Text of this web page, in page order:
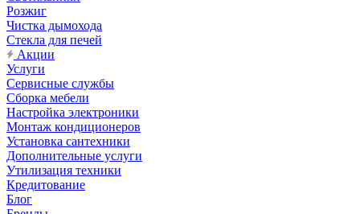
Розжиг
Чистка дымохода
Стекла для печей
Акции
Услуги
Сервисные службы
Сборка мебели
Настройка электроники
Монтаж кондиционеров
Установка сантехники
Дополнительные услуги
Утилизация техники
Кредитование
Блог